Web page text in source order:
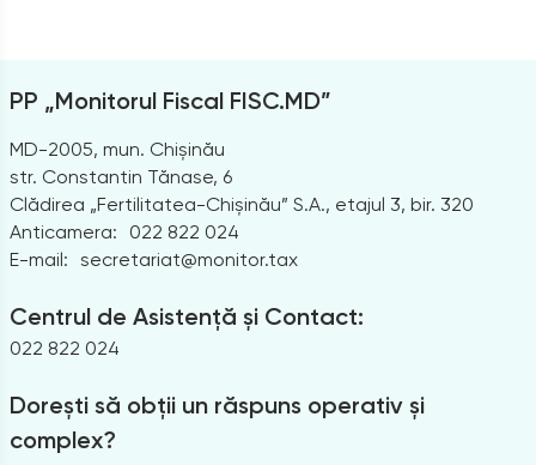
PP „Monitorul Fiscal FISC.MD”
MD-2005, mun. Chișinău
str. Constantin Tănase, 6
Clădirea „Fertilitatea-Chișinău” S.A., etajul 3, bir. 320
Anticamera:
022 822 024
E-mail: secretariat@monitor.tax
Centrul de Asistență și Contact:
022 822 024
Dorești să obții un răspuns operativ și
complex?